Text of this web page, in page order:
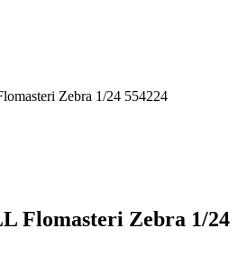
Zebra 1/24 554224
Flomasteri Zebra 1/24